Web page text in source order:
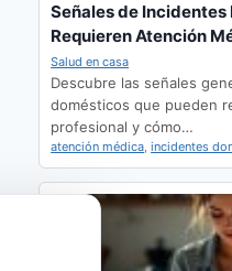
Señales de
Requieren Atención
Salud en casa
Descubre las señales
domésticos que pueden
profesional y cómo…
atención médica,incidentes